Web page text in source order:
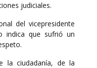
judiciales.
del vicepresidente
indica que sufrió un
la ciudadanía, de la